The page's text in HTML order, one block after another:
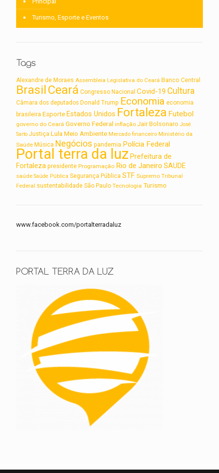
Turismo, Esporte e Eventos
Tags
Alexandre de Moraes Assembleia Legislativa do Ceará Banco Central
BrasilCeará Congresso Nacional Covid-19 Cultura
Câmara dos deputados Donald Trump Economia economia
brasileira Esporte Estados Unidos Fortaleza Futebol
governo do Ceará Governo Federal inflação Jair Bolsonaro José
Sarto Justiça Lula Meio Ambiente Mercado financeiro Ministério da
Saúde Música Negócios pandemia Polícia Federal
Portal terra da luz Prefeitura de
Fortaleza presidente Programação Rio de Janeiro SAUDE
saúde Saúde Pública Segurança Pública STF Supremo Tribunal
Federal sustentabilidade São Paulo Tecnologia Turismo
www.facebook.com/portalterradaluz
PORTAL TERRA DA LUZ